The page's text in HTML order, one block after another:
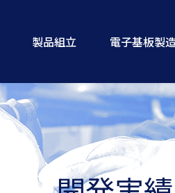
製品組立 電子基板製